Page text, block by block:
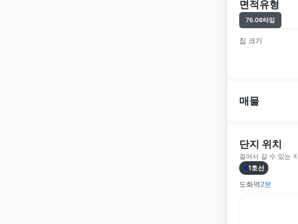
면적유형
76.06타입
집 크기
매물
단지 위치
걸어서 갈 수 있는
1호선
도화역2분